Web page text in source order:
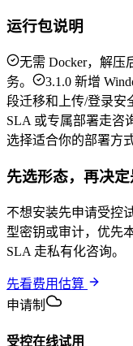
运行包说明
无需 Docker，解压
务。
3.1.0 新增
段迁移和上传/登录安
SLA 或专属部署走咨
选择适合你的部署方
先选形态，再决
不想安装先申请受控
型密钥或审计，优先
SLA 走私有化咨询。
先看费用估算
申请制
受控在线试用